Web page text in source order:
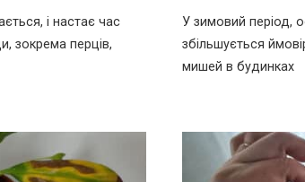
і настає час
зокрема перців,
У зимовий період,
збільшується
мишей в будинках